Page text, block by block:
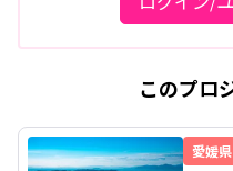
このプロ
愛媛県